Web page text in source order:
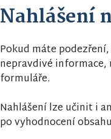
Nahlášení
Pokud máte
nepravdivé
formuláře.
Nahlášení lze učinit i
po vyhodnocení